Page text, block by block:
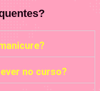
no curso?